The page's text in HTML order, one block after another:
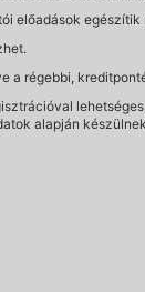
előadások
a régebbi,
alapján